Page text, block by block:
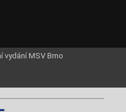
vydání MSV Brno